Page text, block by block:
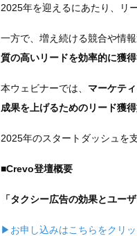
2025年を迎えるにあたり、リ
一方で、増え続ける競合や情報
質の高いリードを効率的に獲
本ウェビナーでは、 マーケテ
成果を上げるためのリード獲
2025年のスタートダッシュを
■Crevo登壇概要
「タクシー広告の効果とユー
▶お申し込みはこちらをクリッ